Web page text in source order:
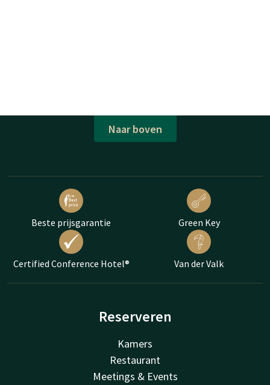
Naar boven
Beste prijsgarantie Green Key
Certified Conference Hotel® Van der Valk
Reserveren
Kamers
Restaurant
Meetings & Events